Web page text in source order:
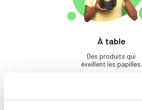
À table
Des produits qui
éveillent les papilles.